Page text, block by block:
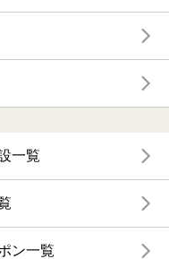
一覧
ン一覧